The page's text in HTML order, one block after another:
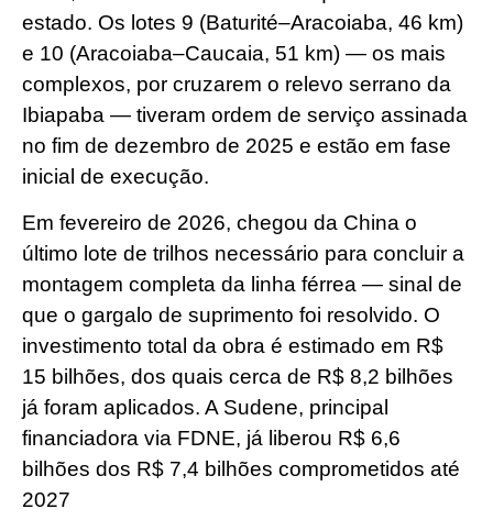
estado. Os lotes 9 (Baturité–Aracoiaba, 46 km)
e 10 (Aracoiaba–Caucaia, 51 km) — os mais
complexos, por cruzarem o relevo serrano da
Ibiapaba — tiveram ordem de serviço assinada
no fim de dezembro de 2025 e estão em fase
inicial de execução.
Em fevereiro de 2026, chegou da China o
último lote de trilhos necessário para concluir a
montagem completa da linha férrea — sinal de
que o gargalo de suprimento foi resolvido. O
investimento total da obra é estimado em R$
15 bilhões, dos quais cerca de R$ 8,2 bilhões
já foram aplicados. A Sudene, principal
financiadora via FDNE, já liberou R$ 6,6
bilhões dos R$ 7,4 bilhões comprometidos até
2027